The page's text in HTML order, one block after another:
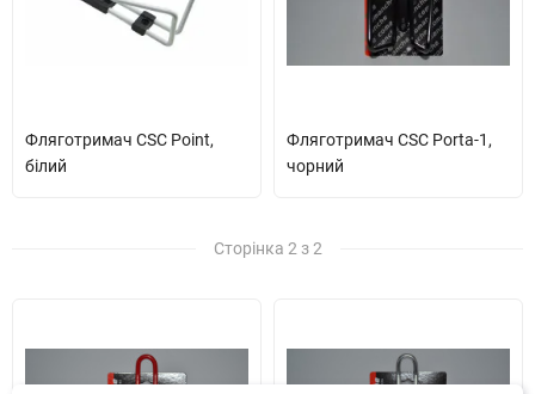
Фляготримач CSC Point,
білий
Фляготримач CSC Porta-1,
чорний
Сторінка 2 з 2